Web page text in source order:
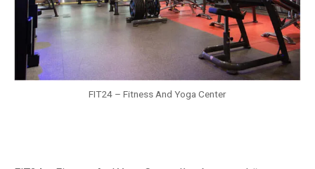
FIT24 – Fitness And Yoga Center